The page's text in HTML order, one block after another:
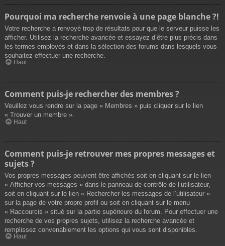
Pourquoi ma recherche renvoie à une page blanche ?!
Votre recherche a renvoyé trop de résultats pour que le serveur puisse les
afficher. Utilisez la recherche avancée et essayez d’être plus précis dans
les termes employés et dans la sélection des forums dans lesquels vous
souhaitez effectuer une recherche.
Haut
Comment puis-je rechercher des membres ?
Veuillez vous rendre sur la page « Membres » puis cliquer sur le lien
« Trouver un membre ».
Haut
Comment puis-je retrouver mes propres messages et
sujets ?
Vos propres messages peuvent être affichés soit en cliquant sur le lien
« Afficher vos messages » dans le panneau de contrôle de l’utilisateur,
soit en cliquant sur le lien « Rechercher les messages de l’utilisateur »
sur la page de votre propre profil ou soit en cliquant sur le menu
« Raccourcis » situé sur la partie supérieure du forum. Pour effectuer une
recherche de vos propres sujets, utilisez la recherche avancée et
remplissez convenablement les options qui vous sont disponibles.
Haut